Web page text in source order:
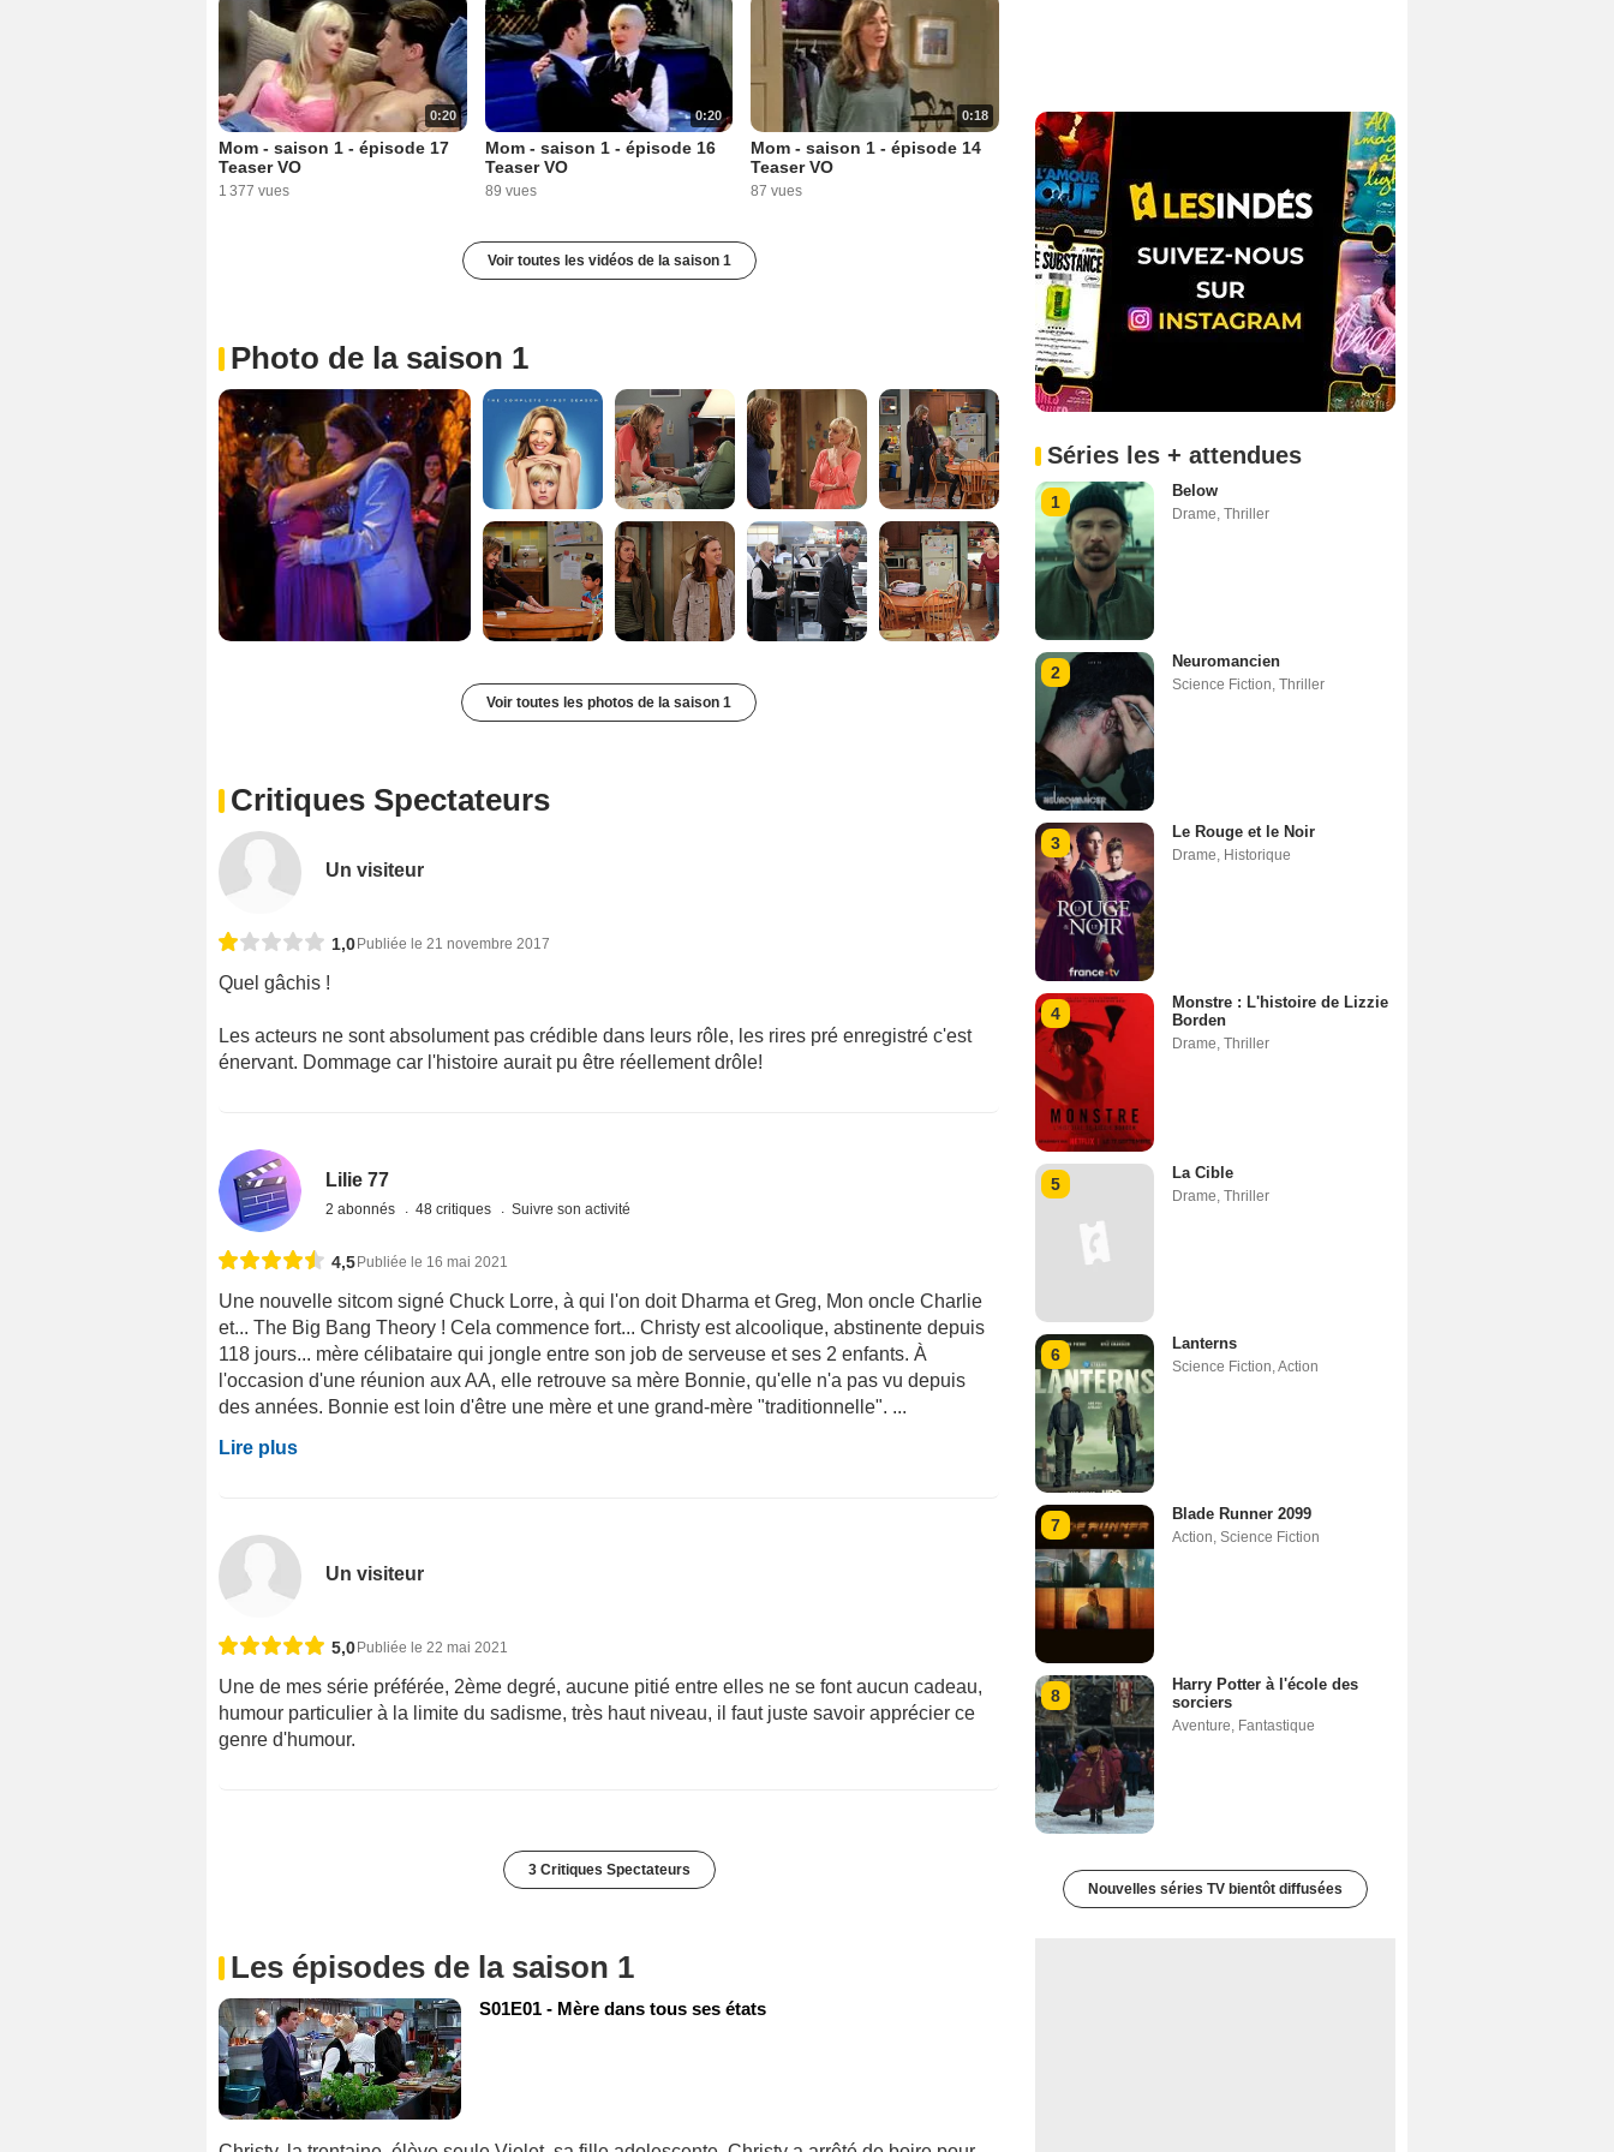
0:20
Mom - saison 1 - épisode 17
Teaser VO
1 377 vues
0:20
Mom - saison 1 - épisode 16
Teaser VO
89 vues
0:18
Mom - saison 1 - épisode 14
Teaser VO
87 vues
Voir toutes les vidéos de la saison 1
Photo de la saison 1
Voir toutes les photos de la saison 1
Critiques Spectateurs
Un visiteur
1,0Publiée le 21 novembre 2017
Quel gâchis !
Les acteurs ne sont absolument pas crédible dans leurs rôle, les rires pré enregistré c'est
énervant. Dommage car l'histoire aurait pu être réellement drôle!
Lilie 77
2 abonnés 48 critiques Suivre son activité
4,5Publiée le 16 mai 2021
Une nouvelle sitcom signé Chuck Lorre, à qui l'on doit Dharma et Greg, Mon oncle Charlie
et... The Big Bang Theory ! Cela commence fort... Christy est alcoolique, abstinente depuis
118 jours... mère célibataire qui jongle entre son job de serveuse et ses 2 enfants. À
l'occasion d'une réunion aux AA, elle retrouve sa mère Bonnie, qu'elle n'a pas vu depuis
des années. Bonnie est loin d'être une mère et une grand-mère "traditionnelle". ...
Lire plus
Un visiteur
5,0Publiée le 22 mai 2021
Une de mes série préférée, 2ème degré, aucune pitié entre elles ne se font aucun cadeau,
humour particulier à la limite du sadisme, très haut niveau, il faut juste savoir apprécier ce
genre d'humour.
3 Critiques Spectateurs
Les épisodes de la saison 1
S01E01 - Mère dans tous ses états
Séries les + attendues
1
Below
Drame Thriller
2
Neuromancien
Science Fiction Thriller
3
Le Rouge et le Noir
Drame Historique
4
Monstre : L'histoire de Lizzie
Borden
Drame Thriller
5
La Cible
Drame Thriller
6
Lanterns
Science Fiction Action
7
Blade Runner 2099
Action Science Fiction
8
Harry Potter à l'école des
sorciers
Aventure Fantastique
Nouvelles séries TV bientôt diffusées